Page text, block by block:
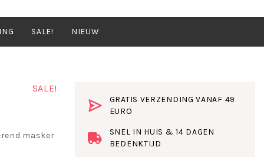
SALE! NIEUW
SALE!
masker
GRATIS VERZENDING VANAF 49
EURO
SNEL IN HUIS & 14 DAGEN
BEDENKTIJD